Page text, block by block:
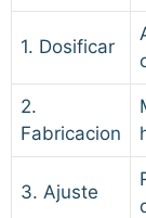
1. Dosificar
2.
Fabricacion
3. Ajuste